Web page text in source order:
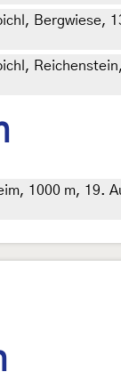
Bergwiese,
1000 m, 19.